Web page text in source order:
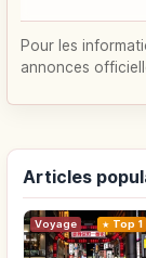
Pour les
annonces
Articles
Voyage Top 1